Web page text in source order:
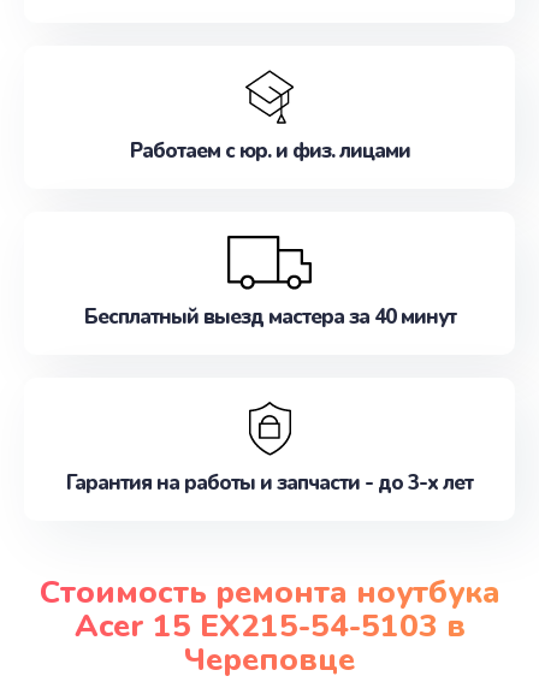
Работаем с юр. и физ. лицами
Бесплатный выезд мастера за 40 минут
Гарантия на работы и запчасти - до 3-х лет
Стоимость ремонта ноутбука
Acer 15 EX215-54-5103 в
Череповце